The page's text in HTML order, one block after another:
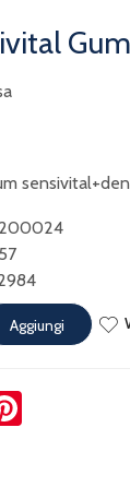
Aggiungi
Pinterest